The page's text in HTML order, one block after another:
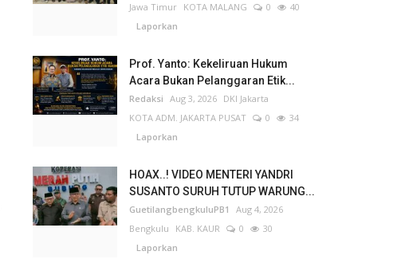
Jawa Timur KOTA MALANG 0
40
Laporkan
Prof. Yanto: Kekeliruan Hukum
Acara Bukan Pelanggaran Etik...
Redaksi Aug 3, 2026 DKI Jakarta
KOTA ADM. JAKARTA PUSAT
0
34
Laporkan
HOAX..! VIDEO MENTERI YANDRI
SUSANTO SURUH TUTUP WARUNG...
GuetilangbengkuluPB1
Aug 4, 2026
Bengkulu
KAB. KAUR 0
30
Laporkan